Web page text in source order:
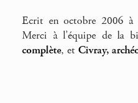
Ecrit en octobre 2006 à
Merci à l’équipe de la
complète, et Civray,